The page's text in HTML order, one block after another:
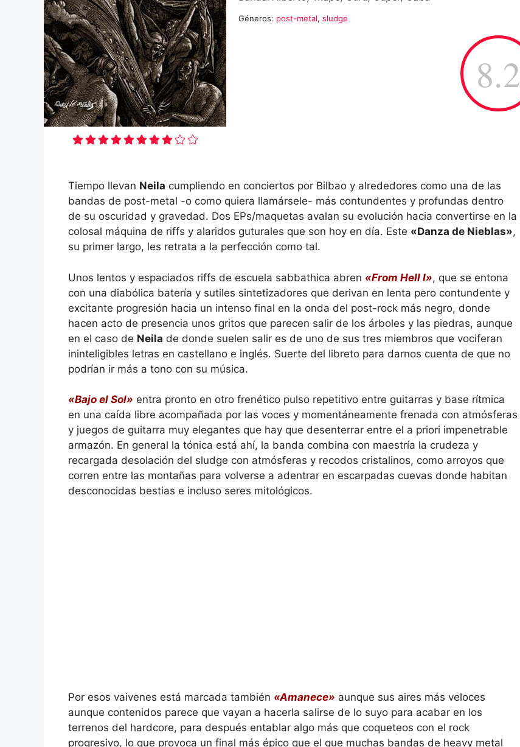
Géneros: post-metal, sludge
8.2
Tiempo llevan Neila cumpliendo en conciertos por Bilbao y alrededores como una de las
bandas de post-metal -o como quiera llamársele- más contundentes y profundas dentro
de su oscuridad y gravedad. Dos EPs/maquetas avalan su evolución hacia convertirse en la
colosal máquina de riffs y alaridos guturales que son hoy en día. Este «Danza de Nieblas»,
su primer largo, les retrata a la perfección como tal.
Unos lentos y espaciados riffs de escuela sabbathica abren «From Hell I», que se entona
con una diabólica batería y sutiles sintetizadores que derivan en lenta pero contundente y
excitante progresión hacia un intenso final en la onda del post-rock más negro, donde
hacen acto de presencia unos gritos que parecen salir de los árboles y las piedras, aunque
en el caso de Neila de donde suelen salir es de uno de sus tres miembros que vociferan
ininteligibles letras en castellano e inglés. Suerte del libreto para darnos cuenta de que no
podrían ir más a tono con su música.
«Bajo el Sol» entra pronto en otro frenético pulso repetitivo entre guitarras y base rítmica
en una caída libre acompañada por las voces y momentáneamente frenada con atmósferas
y juegos de guitarra muy elegantes que hay que desenterrar entre el a priori impenetrable
armazón. En general la tónica está ahí, la banda combina con maestría la crudeza y
recargada desolación del sludge con atmósferas y recodos cristalinos, como arroyos que
corren entre las montañas para volverse a adentrar en escarpadas cuevas donde habitan
desconocidas bestias e incluso seres mitológicos.
Por esos vaivenes está marcada también «Amanece» aunque sus aires más veloces
aunque contenidos parece que vayan a hacerla salirse de lo suyo para acabar en los
terrenos del hardcore, para después entablar algo más que coqueteos con el rock
progresivo, lo que provoca un final más épico que el que muchas bandas de heavy metal